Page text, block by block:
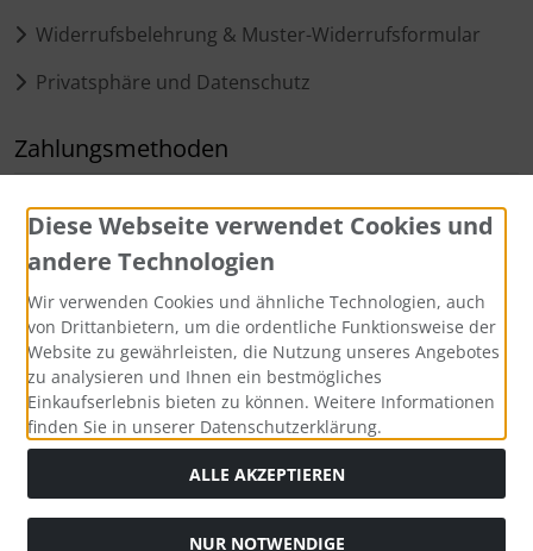
Widerrufsbelehrung & Muster-Widerrufsformular
Privatsphäre und Datenschutz
Zahlungsmethoden
Social Media
Alle Preise inkl. gesetzl. MwSt. zzgl.Versandkosten
bei personalifizierte Baby und Kinder Geschenke von kiddi-
Diese Webseite verwendet Cookies und
andere Technologien
Wir verwenden Cookies und ähnliche Technologien, auch
von Drittanbietern, um die ordentliche Funktionsweise der
Website zu gewährleisten, die Nutzung unseres Angebotes
zu analysieren und Ihnen ein bestmögliches
Einkaufserlebnis bieten zu können. Weitere Informationen
finden Sie in unserer Datenschutzerklärung.
ALLE AKZEPTIEREN
NUR NOTWENDIGE